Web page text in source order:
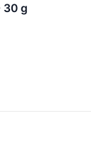
30 g